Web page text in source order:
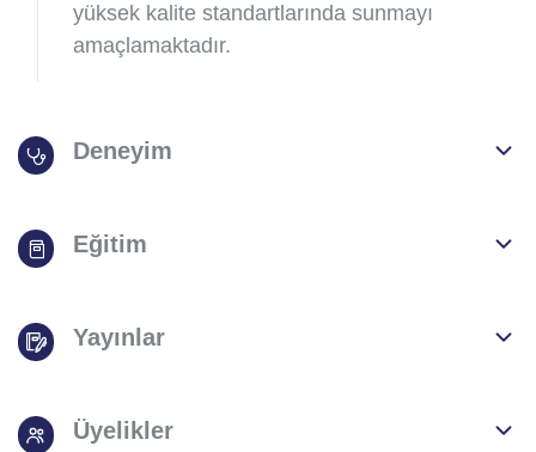
yüksek kalite standartlarında sunmayı
amaçlamaktadır.
Deneyim
Eğitim
Yayınlar
Üyelikler